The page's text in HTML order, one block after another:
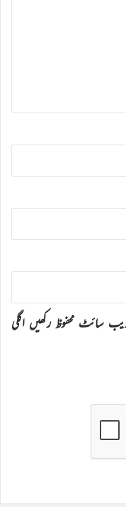
سائٹ محفوظ رکھیں اگلی